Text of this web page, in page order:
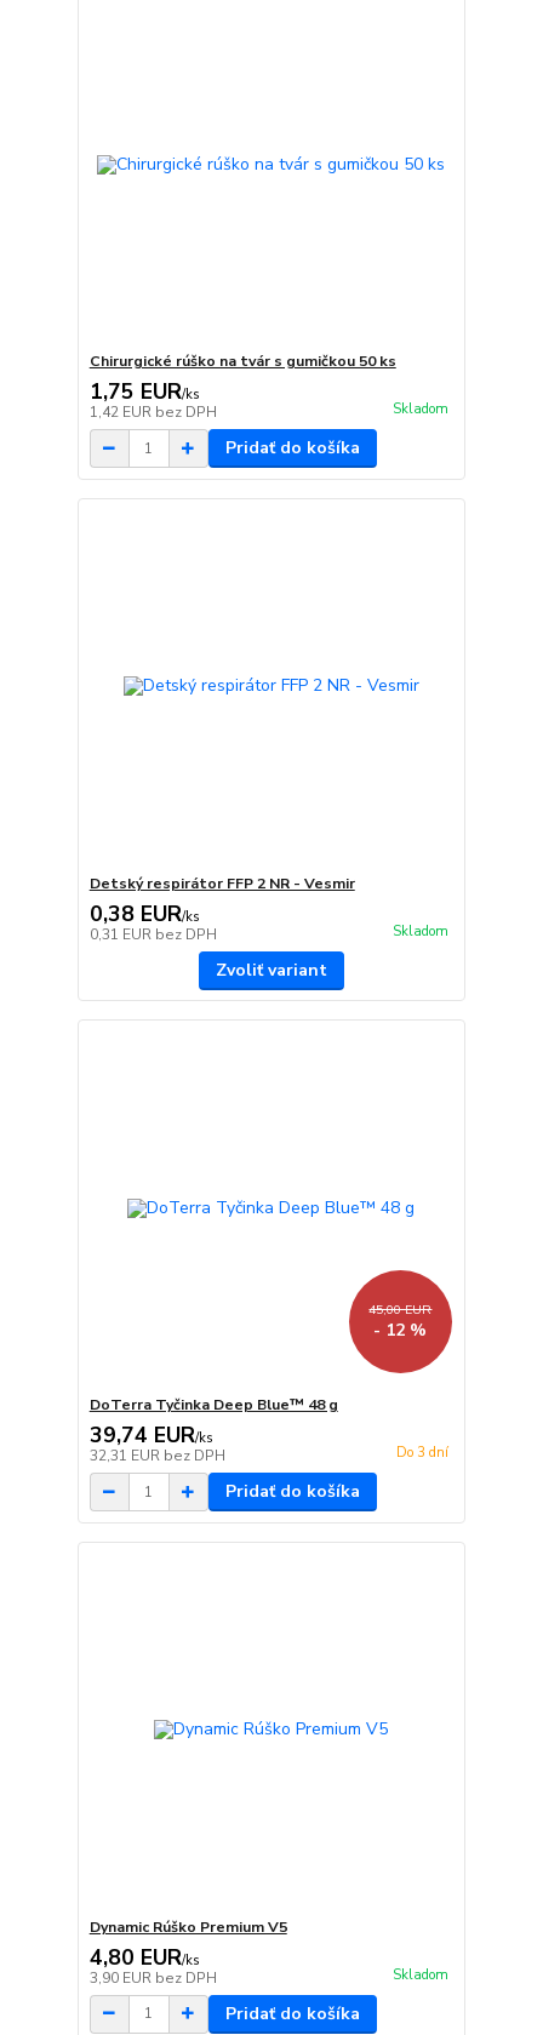
Chirurgické rúško na tvár s gumičkou 50 ks
1,75 EUR/ks
1,42 EUR bez DPH Skladom
Pridať do košíka
Detský respirátor FFP 2 NR - Vesmir
0,38 EUR/ks
0,31 EUR bez DPH Skladom
Zvoliť variant
45,00 EUR
- 12 %
DoTerra Tyčinka Deep Blue™ 48 g
39,74 EUR/ks
32,31 EUR bez DPH Do 3 dní
Pridať do košíka
Dynamic Rúško Premium V5
4,80 EUR/ks
3,90 EUR bez DPH Skladom
Pridať do košíka